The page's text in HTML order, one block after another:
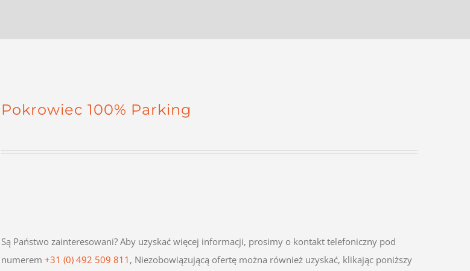
Pokrowiec 100% Parking
Są Państwo zainteresowani? Aby uzyskać więcej informacji, prosimy o kontakt telefoniczny pod
numerem +31 (0) 492 509 811 , Niezobowiązującą ofertę można również uzyskać, klikając poniższy